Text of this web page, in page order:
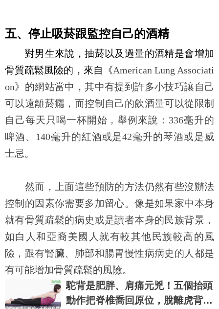
五、停止吸菸跟監控自己的酒精
對男生來說，抽菸以及過量的酒精是會增加
骨質疏鬆風險的，來自《American Lung Associati
on》的網站當中，其中有提到許多小技巧讓自己
可以遠離菸癮，而控制自己的飲酒量可以從限制
自己每天只喝一杯開始，舉例來說： 336毫升的
啤酒、 140毫升的紅酒或是42毫升的琴酒或是威
士忌。
然而，上面這些預防的方法仍然有些沒辦法
控制的因素你需要多加留心。像是如果家中本身
就有骨質疏鬆的病史或是讀者本身的民族背景，
如白人和亞裔美國人就有較其他民族較高的風
險，跟有腎臟、肺部和腸胃慢性病病史的人都是
有可能增加骨質疏鬆的風險。
駝背是肥胖、肩痛元兇！五個抬頭
動作把脊椎喬回原位，脫離虎背熊